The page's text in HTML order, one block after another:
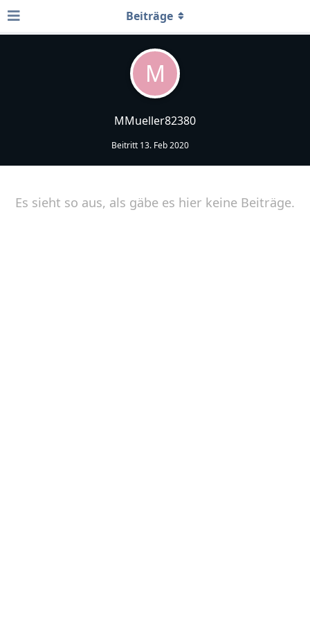
M
MMueller82380
Beitritt 13. Feb 2020
Beiträge
Es sieht so aus, als gäbe es hier keine Beiträge.